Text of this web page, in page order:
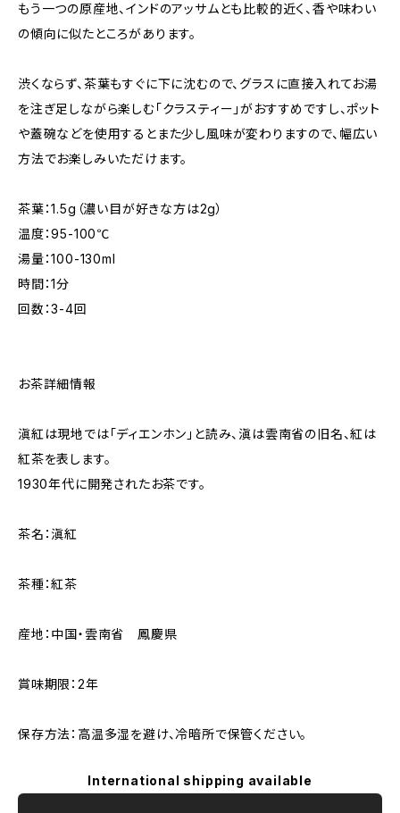
もう一つの原産地、インドのアッサムとも比較的近く、香や味わい
の傾向に似たところがあります。
渋くならず、茶葉もすぐに下に沈むので、グラスに直接入れてお湯
を注ぎ足しながら楽しむ「クラスティー」がおすすめですし、ポット
や蓋碗などを使用するとまた少し風味が変わりますので、幅広い
方法でお楽しみいただけます。
茶葉：1.5g（濃い目が好きな方は2g）
温度：95-100℃
湯量：100-130ml
時間：1分
回数：3-4回
お茶詳細情報
滇紅は現地では「ディエンホン」と読み、滇は雲南省の旧名、紅は
紅茶を表します。
1930年代に開発されたお茶です。
茶名：滇紅
茶種：紅茶
産地：中国・雲南省 鳳慶県
賞味期限：2年
保存方法：高温多湿を避け、冷暗所で保管ください。
International shipping available